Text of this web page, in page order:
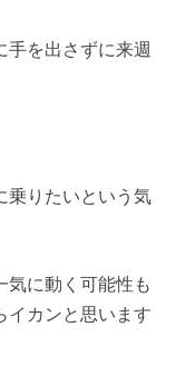
手を出さずに来週
乗りたいという気
気に動く可能性も
イカンと思います